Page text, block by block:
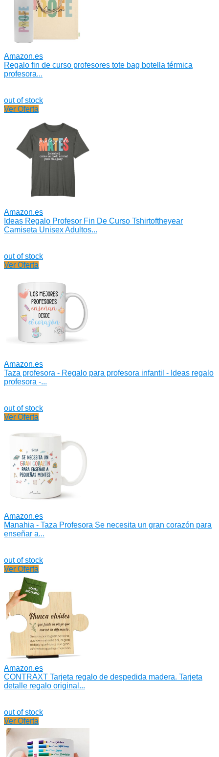
Amazon.es
Regalo fin de curso profesores tote bag botella térmica
profesora...
out of stock
Ver Oferta
Amazon.es
Ideas Regalo Profesor Fin De Curso Tshirtoftheyear
Camiseta Unisex Adultos...
out of stock
Ver Oferta
Amazon.es
Taza profesora - Regalo para profesora infantil - Ideas regalo
profesora -...
out of stock
Ver Oferta
Amazon.es
Manahia - Taza Profesora Se necesita un gran corazón para
enseñar a...
out of stock
Ver Oferta
Amazon.es
CONTRAXT Tarjeta regalo de despedida madera. Tarjeta
detalle regalo original...
out of stock
Ver Oferta